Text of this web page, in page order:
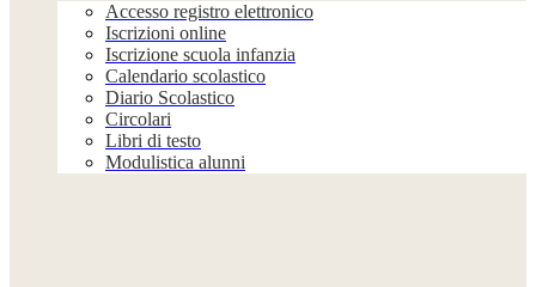
Accesso registro elettronico
Iscrizioni online
Iscrizione scuola infanzia
Calendario scolastico
Diario Scolastico
Circolari
Libri di testo
Modulistica alunni